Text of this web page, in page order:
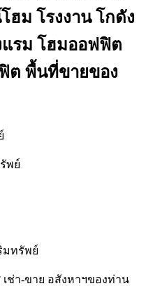
ฮม โรงงาน โกดัง
แรม โฮมออฟฟิต
ต พื้นที่ขายของ
พย์
มทรัพย์
ช่า-ขาย อสังหาฯของท่าน